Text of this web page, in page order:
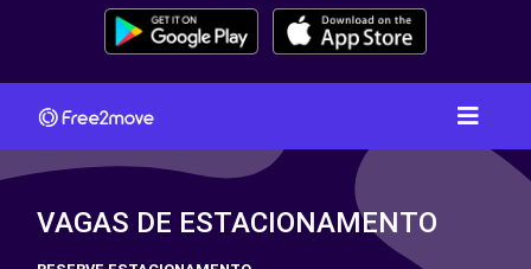
VAGAS DE ESTACIONAMENTO